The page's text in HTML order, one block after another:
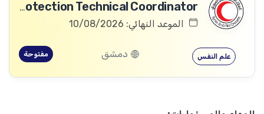
Community Services and Protection Technical Coordinator
الموعد النهائي: 10/08/2026
علم النفس دمشق مفتوحة